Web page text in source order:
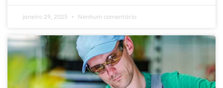
janeiro 29, 2025 Nenhum comentário